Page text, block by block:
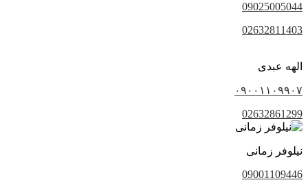
09025005044
02632811403
الهه عبدی
۰۹۰۰۱۱۰۹۹۰۷
02632861299
نیلوفر زمانی
09001109446